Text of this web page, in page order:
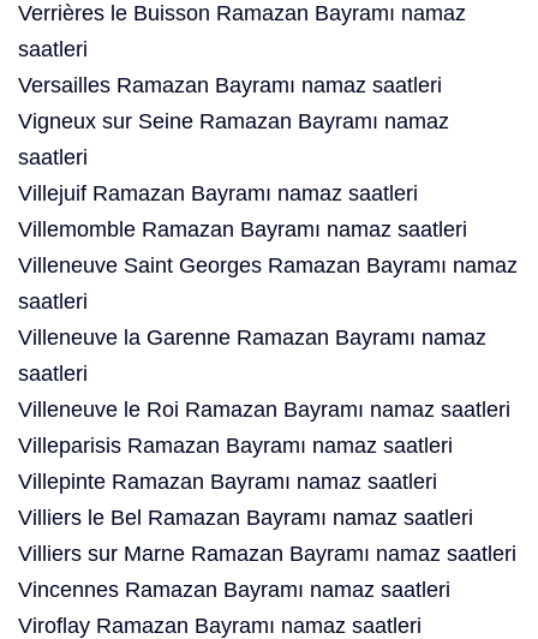
Verrières le Buisson Ramazan Bayramı namaz
saatleri
Versailles Ramazan Bayramı namaz saatleri
Vigneux sur Seine Ramazan Bayramı namaz
saatleri
Villejuif Ramazan Bayramı namaz saatleri
Villemomble Ramazan Bayramı namaz saatleri
Villeneuve Saint Georges Ramazan Bayramı namaz
saatleri
Villeneuve la Garenne Ramazan Bayramı namaz
saatleri
Villeneuve le Roi Ramazan Bayramı namaz saatleri
Villeparisis Ramazan Bayramı namaz saatleri
Villepinte Ramazan Bayramı namaz saatleri
Villiers le Bel Ramazan Bayramı namaz saatleri
Villiers sur Marne Ramazan Bayramı namaz saatleri
Vincennes Ramazan Bayramı namaz saatleri
Viroflay Ramazan Bayramı namaz saatleri